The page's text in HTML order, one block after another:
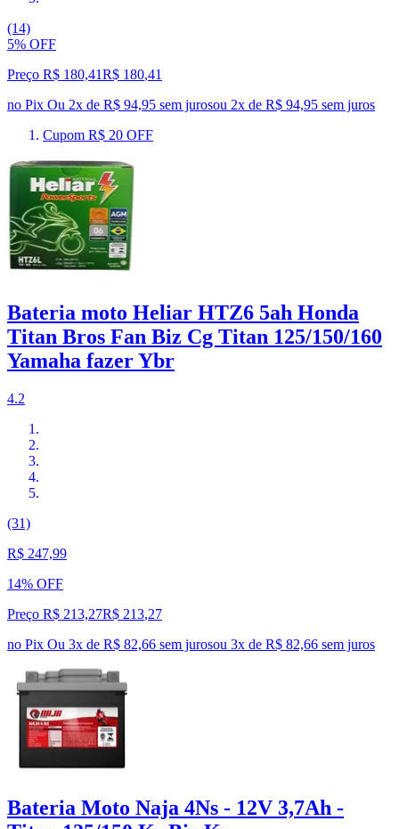
(14)
5% OFF
Preço R$ 180,41R$ 180,41
no Pix Ou 2x de R$ 94,95 sem jurosou 2x de R$ 94,95 sem juros
Cupom R$ 20 OFF
Bateria moto Heliar HTZ6 5ah Honda
Titan Bros Fan Biz Cg Titan 125/150/160
Yamaha fazer Ybr
4.2
(31)
R$ 247,99
14% OFF
Preço R$ 213,27R$ 213,27
no Pix Ou 3x de R$ 82,66 sem jurosou 3x de R$ 82,66 sem juros
Bateria Moto Naja 4Ns - 12V 3,7Ah -